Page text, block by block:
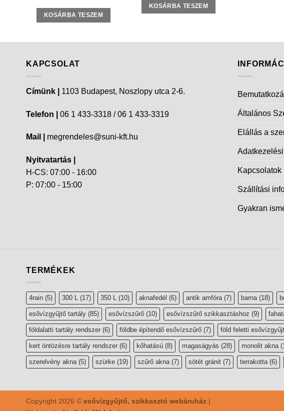
KOSÁRBA TESZEM
KOSÁRBA TESZEM
KAPCSOLAT
Címünk | 1103 Budapest, Noszlopy utca 2-6.
Telefon | 06 1 433-3318 / 06 1 433-3319
Mail | megrendeles@suni-kft.hu
Nyitvatartás |
H-CS: 07:00 - 16:00
P: 07:00 - 15:00
Általános
Elállás a
Kapcsolatok
Szállítási
Gyakran
TERMÉKEK
4rain (5) 300 L (17) 350 L (10) aknafedél (6) antik amfóra(7) barna(18)
esővízgyűjtő tartály (85) esővízszűrő (10) esővízszűrő szikkasztáshoz (9)
földalatti tartály rendszer (6) földbe építendő esővízszűrő (7) föld feletti
kert öntözésre tartály rendszer (6) kőhatású (8) magaságyás (28) monolit akna
szerelvény akna(5) szürke (19) szűrő akna(7) sötét gránit (7) terrakotta(6)
Copyright 2026 © esővízgyűjtő, szikkasztó webáruház |